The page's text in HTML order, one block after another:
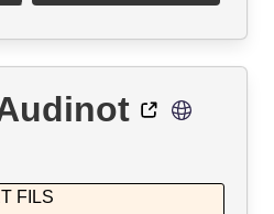
FILS